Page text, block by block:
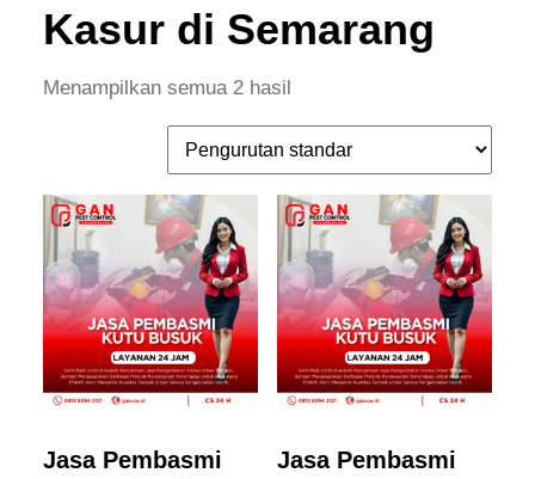
Kasur di Semarang
Menampilkan semua 2 hasil
Jasa Pembasmi
Jasa Pembasmi